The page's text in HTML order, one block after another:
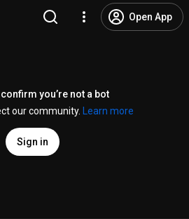
Open App
you’re not a bot
our community.
Learn more
Sign in